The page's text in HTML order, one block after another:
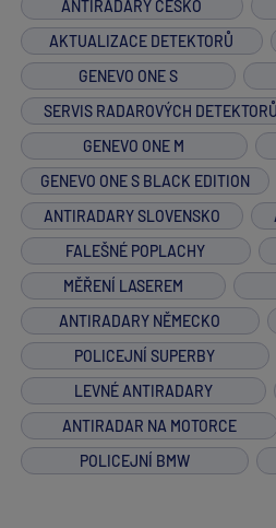
ANTIRADARY ČESKO
AKTUALIZACE DETEKTORŮ
GENEVO ONE S
SERVIS RADAROVÝCH DETEKTORŮ
GENEVO ONE M
GENEVO ONE S BLACK EDITION
ANTIRADARY SLOVENSKO
FALEŠNÉ POPLACHY
MĚŘENÍ LASEREM
ANTIRADARY NĚMECKO
POLICEJNÍ SUPERBY
LEVNÉ ANTIRADARY
ANTIRADAR NA MOTORCE
POLICEJNÍ BMW